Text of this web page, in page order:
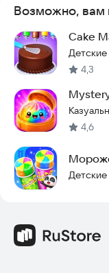
👥 Обслуживайте
Управляйте своей
разнообразные
станьте лучшим
сладкое
чтобы начать
Возможно, вам
Cake
Детские
4,3
4,6
Детские